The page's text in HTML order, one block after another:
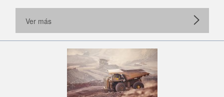
Ver más